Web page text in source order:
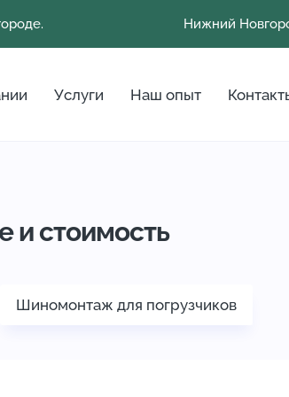
Нижний
Услуги Наш опыт
и стоимость
Шиномонтаж для погрузчиков